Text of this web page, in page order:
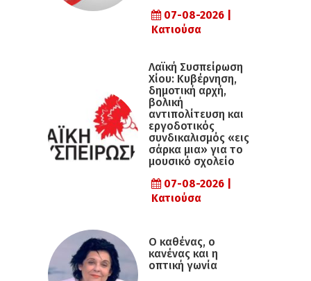
07-08-2026 |
Κατιούσα
Λαϊκή Συσπείρωση
Χίου: Κυβέρνηση,
δημοτική αρχή,
βολική
αντιπολίτευση και
εργοδοτικός
συνδικαλισμός «εις
σάρκα μια» για το
μουσικό σχολείο
07-08-2026 |
Κατιούσα
Ο καθένας, ο
κανένας και η
οπτική γωνία